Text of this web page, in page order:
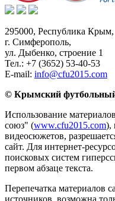
295000, Республика Крым,
г. Симферополь,
ул. Дыбенко, строение 1
Тел.: +7 (3652) 53-40-53
E-mail: info@cfu2015.com
© Крымский футбольный
Использование
союз" (www.cfu2015.com),
видеосюжетов,
сайт. Для интернет-
поисковых систем
первом абзаце текста.
Перепечатка материалов
источников, возможна